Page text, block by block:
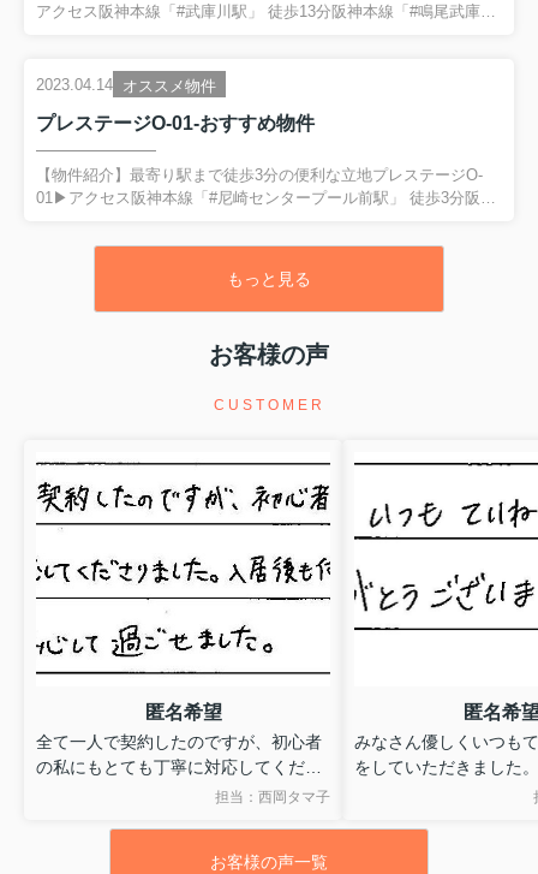
アクセス阪神本線「#武庫川駅」 徒歩13分阪神本線「#鳴尾武庫川
ト利用料無料■デザイナーズでおしゃれ気になる物件はトマトホー
ムの公式LINEへお問合せください！武庫川女子大学の近くで昭和
３９年創業以来５０年以上の実績を誇るトマトホームです。鳴尾
周辺のお部屋探しはお任せください---------------------------------------------
-----------株式会社トマ...
2023.04.14 オススメ物件
プレステージO-01-おすすめ物件
【物件紹介】最寄り駅まで徒歩3分の便利な立地プレステージO-
01▶アクセス阪神本線「#尼崎センタープール前駅」 徒歩3分阪神
室/DK 6.2帖 1室＜おすすめポイント＞■最寄り駅まで徒歩3分の駅
活できるマンションです！■部屋数や広さも十分！2人暮らしやフ
ァミリーも大歓迎！気になる物件はトマトホームの公式LINEへお
０年以上の実績を誇るトマトホームです。鳴尾周辺のお部屋探し
もっと見る
お客様の声
CUSTOMER
匿名希望
全て一人で契約したのですが、初心者
の私にもとても丁寧に対応してくださ
担当：西岡タマ子
匿名希
みなさん優しくいつも
をしていただきました。
ありがとうございまし
お客様の声一覧